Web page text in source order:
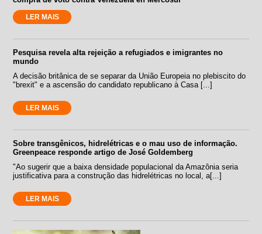
LER MAIS
Pesquisa revela alta rejeição a refugiados e imigrantes no
mundo
A decisão britânica de se separar da União Europeia no plebiscito do
"brexit" e a ascensão do candidato republicano à Casa [...]
LER MAIS
Sobre transgênicos, hidrelétricas e o mau uso de informação.
Greenpeace responde artigo de José Goldemberg
"Ao sugerir que a baixa densidade populacional da Amazônia seria
justificativa para a construção das hidrelétricas no local, a[...]
LER MAIS